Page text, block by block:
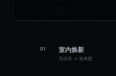
01 室内焕新
毛坯房 → 效果图